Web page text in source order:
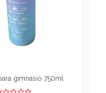
gimnasio 750ml